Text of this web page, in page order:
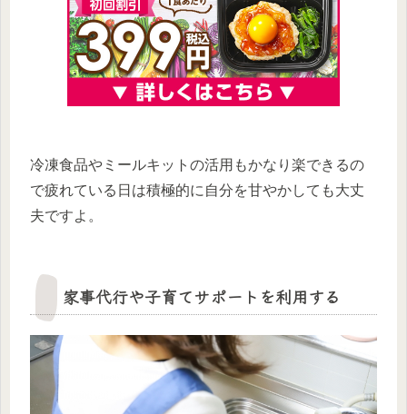
冷凍食品やミールキットの活用もかなり楽できるの
で疲れている日は積極的に自分を甘やかしても大丈
夫ですよ。
家事代行や子育てサポートを利用する